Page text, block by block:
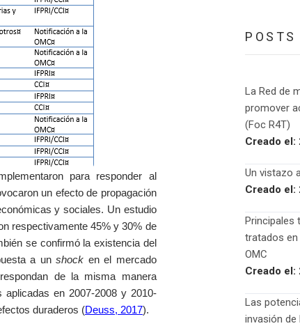
para responder al
un efecto de propagación
y sociales. Un estudio
respectivamente 45% y 30% de
se confirmó la existencia del
a un shock en el mercado
de la misma manera
en 2007-2008 y 2010-
duraderos (Deuss, 2017).
POSTS
La Red de
promover
(Foc R4T)
Creado el:
Un vistazo
Creado el:
Principales
tratados en
OMC
Creado el:
Las
invasión de